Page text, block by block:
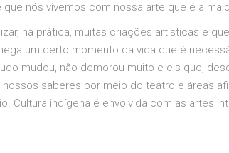
nós vivemos com nossa arte que é a
na prática, muitas criações artísticas e
um certo momento da vida que é
mudou, não demorou muito e eis que,
saberes por meio do teatro e áreas
Cultura indígena é envolvida com as artes